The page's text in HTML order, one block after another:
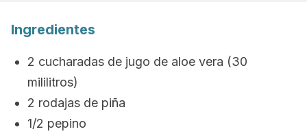
Ingredientes
2 cucharadas de jugo de aloe vera (30
mililitros)
2 rodajas de piña
1/2 pepino